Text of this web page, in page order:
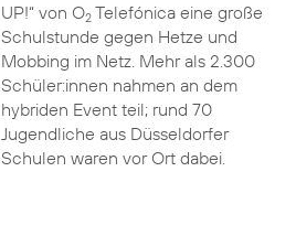
UP!“ von O2Telefónica eine große
Schulstunde gegen Hetze und
Mobbing im Netz. Mehr als 2.300
Schüler:innen nahmen an dem
hybriden Event teil; rund 70
Jugendliche aus Düsseldorfer
Schulen waren vor Ort dabei.